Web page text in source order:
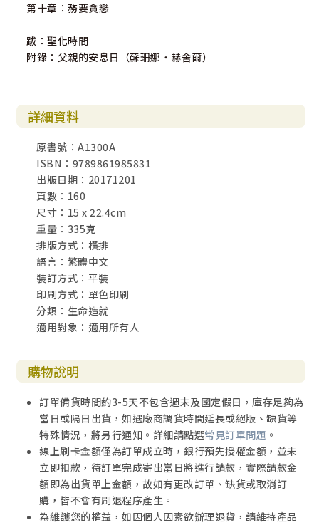
第十章：務要貪戀
跋：聖化時間
附錄：父親的安息日（蘇珊娜‧赫舍爾）
詳細資料
原書號：A1300A
ISBN：9789861985831
出版日期：20171201
頁數：160
尺寸：15 x 22.4cm
重量：335克
排版方式：橫排
語言：繁體中文
裝訂方式：平裝
印刷方式：單色印刷
分類：生命造就
適用對象：適用所有人
購物說明
訂單備貨時間約3-5天不包含週末及國定假日，庫存足夠為
當日或隔日出貨，如遇廠商調貨時間延長或絕版、缺貨等
特殊情況，將另行通知。詳細請點選常見訂單問題 。
線上刷卡金額僅為訂單成立時，銀行預先授權金額，並未
立即扣款，待訂單完成寄出當日將進行請款，實際請款金
額即為出貨單上金額，故如有更改訂單、缺貨或取消訂
購，皆不會有刷退程序產生。
為維護您的權益，如因個人因素欲辦理退貨，請維持產品